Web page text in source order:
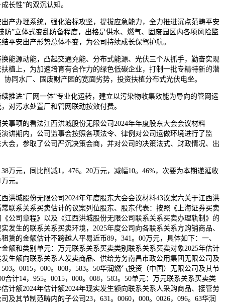
长性”的双沉认知。
办理系统，强化治标攻坚，提拔应急能力，全力推进沉点范畴平安
防”立体式变乱防备程度，出格是供水、燃气、固废园区内各项风险监
平安出产形势总体不变，为公司持续成长保驾护航。
源动能，凸起交通充能、分布式能源、光伏三个从抓手，勤奋实现
植上，为加速培育有合作力的绿色低碳企业，打制一批专精特新的潜
协同水厂、固废财产园的宽面劣势，投资扶植分布式光伏电坐。
进“厂网一体”专业化运转，建立以污染物收集效能为导向的管网运
对污水处置厂和管网联动按效付费。
项的看法江西洪城股份无限公司2024年年度股东大会会议材料
讲期内，公司监事会按照各项法令、律例对公司运做环境进行了监
会，参取了公司严沉决策会商，并对公司的决策法式、财政情况、出
元，同比削减1，476。20万元，减幅10。46%，次要为本期递延收
元。
城股份无限公司2024年年度股东大会会议材料43议案六关于江西洪
联系关系买卖估计的议案列位股东、股东代表：按照《上海证券买卖
公司章程》以及《江西洪城股份无限公司联系关系买卖办理轨制》的
发生的联系关系买卖环境，2025年度公司向各联系关系方购销商品、
赁的金额估计不跨越人平易近币89，341。00万元，具体如下：一、
额和类别单元：万元联系关系买卖类别联系关系买卖对象2025年估计
发生额向联系关系人发卖商品、供给劳务南昌市政公用集团无限公司及
。0015，000。008，583。50华润燃气投资（中国）无限公司及其节
合计14，955。0015，000。008，583。50单元：万元联系关系买卖类
计额2024年估计额2024年现实发生额向联系关系人采购商品、接管劳
及其节制范畴内的子公司23，631。0060，000。0026，096。63华润